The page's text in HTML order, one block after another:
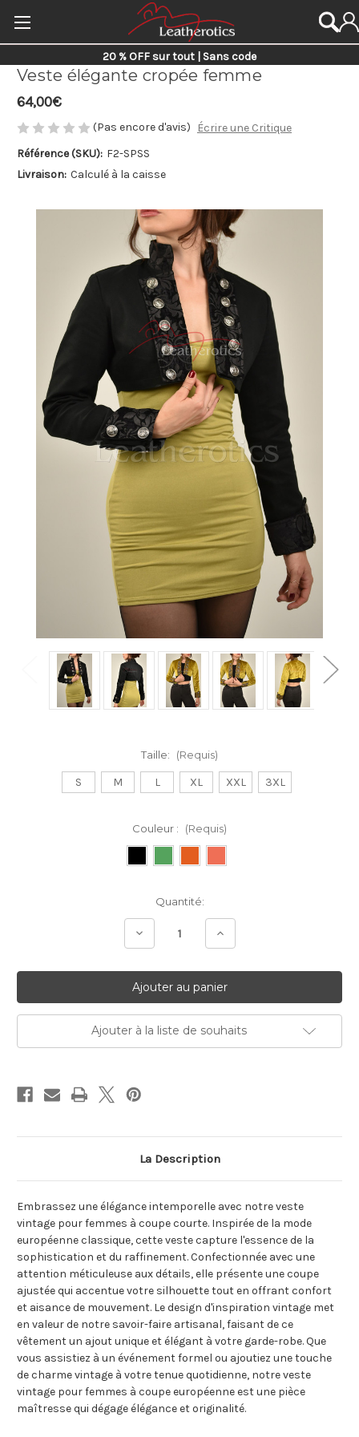
20 % OFF sur tout | Sans code
Veste élégante cropée femme
64,00€
(Pas encore d'avis)
Écrire une Critique
Référence (SKU): F2-SPSS
Livraison: Calculé à la caisse
Taille: (Requis)
S M L XL XXL 3XL
Couleur : (Requis)
Quantité:
Diminuer Augmenter
Ajouter à la liste de souhaits
La Description
Embrassez une élégance intemporelle avec notre veste
vintage pour femmes à coupe courte. Inspirée de la mode
européenne classique, cette veste capture l'essence de la
sophistication et du raffinement. Confectionnée avec une
attention méticuleuse aux détails, elle présente une coupe
ajustée qui accentue votre silhouette tout en offrant confort
et aisance de mouvement. Le design d'inspiration vintage met
en valeur de notre savoir-faire artisanal, faisant de ce
vêtement un ajout unique et élégant à votre garde-robe. Que
vous assistiez à un événement formel ou ajoutiez une touche
de charme vintage à votre tenue quotidienne, notre veste
vintage pour femmes à coupe européenne est une pièce
maîtresse qui dégage élégance et originalité.